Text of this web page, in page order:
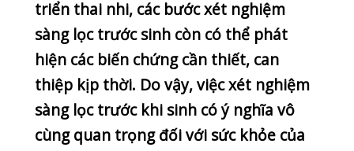
Hiện nay, có nhiều phương pháp sàng
lọc trước sinh khác nhau. Tùy vào độ
tuổi thai nhi và nhiều yếu tố khác
nhau, mẹ có thể lựa chọn phương
pháp như: xét nghiệm Double Test,
Triple Test, NIPT, siêu âm 4D-5D, xét